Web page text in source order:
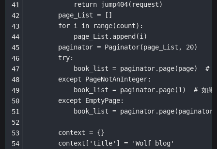
return jump404(request)
page_List = []
for i in range(count):
page_List.append(i)
paginator = Paginator(page_List, 20)
try:
book_list = paginator.page(page)  # 获取
except PageNotAnInteger:
book_list = paginator.page(1)  # 如果用户输
except EmptyPage:
book_list =
context = {}
context['title'] = 'Wolf blog'